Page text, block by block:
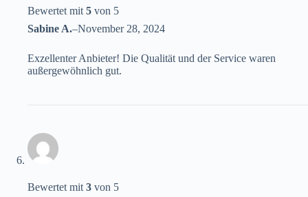
Bewertet mit 5 von 5
Sabine A.–November 28, 2024
Exzellenter Anbieter! Die Qualität und der Service waren
außergewöhnlich gut.
Bewertet mit 3 von 5